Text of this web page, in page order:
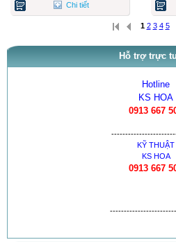
Chi tiết
1 2 3 4 5
Hỗ trợ trực
Hotline
KS HOA
0913 667
KỸ THUẬT
KS HOA
0913 667